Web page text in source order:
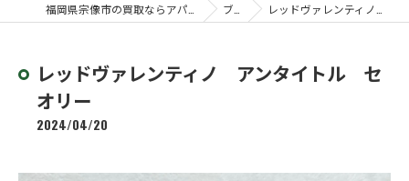
ブログ レッドヴァレンティノ アンタイトル セオリー
レッドヴァレンティノ アンタイトル セ
オリー
2024/04/20